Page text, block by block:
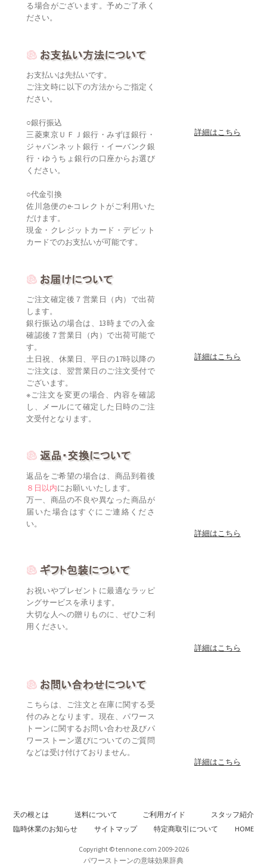
る場合がございます。予めご了承く
ださい。
お支払いは先払いです。
ご注文時に以下の方法からご指定く
ださい。
○銀行振込
三菱東京ＵＦＪ銀行・みずほ銀行・
ジャパンネット銀行・イーバンク銀
行・ゆうちょ銀行の口座からお選び
ください。
○代金引換
佐川急便のe-コレクトがご利用いた
だけます。
現金・クレジットカード・デビット
カードでのお支払いが可能です。
詳細はこちら
ご注文確定後７営業日（内）で出荷
します。
銀行振込の場合は、13時までの入金
確認後７営業日（内）で出荷可能で
す。
土日祝、休業日、平日の17時以降の
ご注文は、翌営業日のご注文受付で
ございます。
※ご注文を変更の場合、内容を確認
し、メールにて確定した日時のご注
文受付となります。
詳細はこちら
返品をご希望の場合は、商品到着後
８日以内にお願いいたします。
万一、商品の不良や異なった商品が
届いた場合はすぐにご連絡くださ
い。
詳細はこちら
お祝いやプレゼントに最適なラッピ
ングサービスを承ります。
大切な人への贈りものに、ぜひご利
用ください。
詳細はこちら
こちらは、ご注文と在庫に関する受
付のみとなります。現在、パワース
トーンに関するお問い合わせ及びパ
ワーストーン選びについてのご質問
などは受け付けておりません。
詳細はこちら
天の根とは 送料について ご利用ガイド
スタッフ紹介
臨時休業のお知らせ
サイトマップ 特定商取引について HOME
Copyright © tennone.com 2009-2026
パワーストーンの意味効果辞典